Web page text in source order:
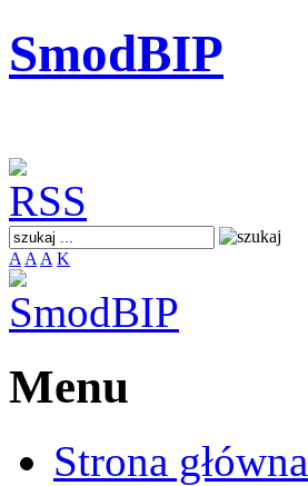
SmodBIP
A A A K
Menu
Strona główna